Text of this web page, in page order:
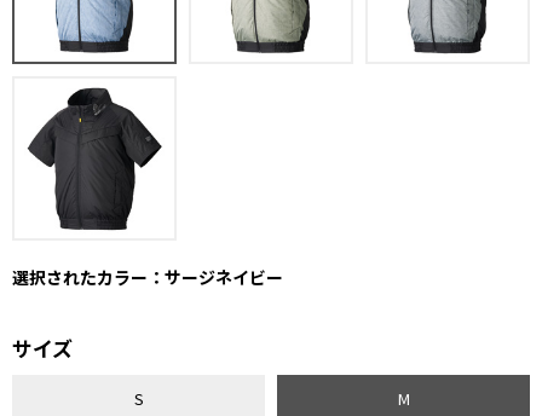
選択されたカラー：サージネイビー
サイズ
S M